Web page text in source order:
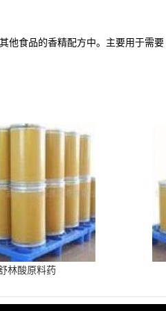
他食品的香精配方中。主要用于需要
林酸原料药